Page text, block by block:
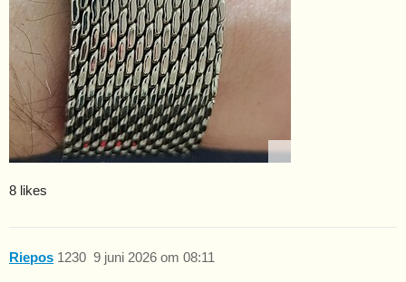
8 likes
Riepos 9 juni 2026 om 08:11
1230